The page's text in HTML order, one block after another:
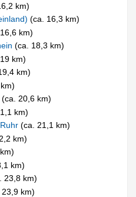
km)
(ca. 16,3 km)
km)
(ca. 18,3 km)
km)
km)
(ca. 20,6 km)
km)
Ruhr(ca. 21,1 km)
km)
km)
23,8 km)
km)